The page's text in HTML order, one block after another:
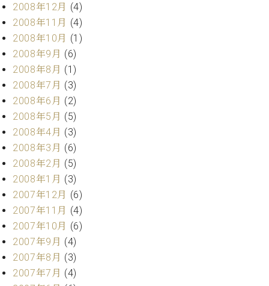
2008年12月 (4)
2008年11月 (4)
2008年10月 (1)
2008年9月 (6)
2008年8月 (1)
2008年7月 (3)
2008年6月 (2)
2008年5月 (5)
2008年4月 (3)
2008年3月 (6)
2008年2月 (5)
2008年1月 (3)
2007年12月 (6)
2007年11月 (4)
2007年10月 (6)
2007年9月 (4)
2007年8月 (3)
2007年7月 (4)